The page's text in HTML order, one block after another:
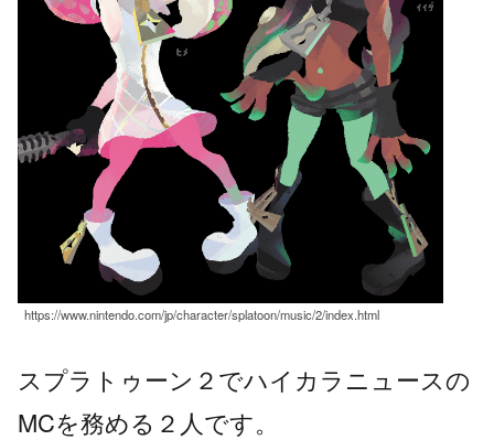
https://www.nintendo.com/jp/character/splatoon/music/2/index.html
スプラトゥーン２でハイカラニュースの
MCを務める２人です。